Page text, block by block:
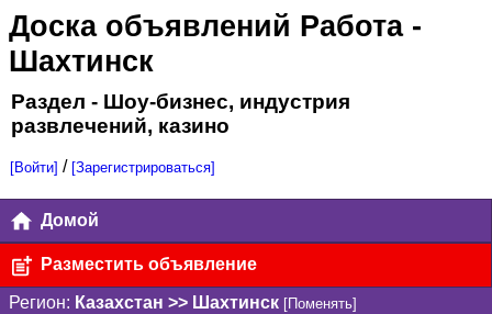
Доска объявлений Работа-
Шахтинск
Раздел - Шоу-бизнес, индустрия
развлечений, казино
[Войти] / [Зарегистрироваться]
Домой
Разместить объявление
Регион: Казахстан >> Шахтинск [Поменять]